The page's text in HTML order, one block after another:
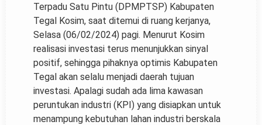
Terpadu Satu Pintu (DPMPTSP) Kabupaten
Tegal Kosim, saat ditemui di ruang kerjanya,
Selasa (06/02/2024) pagi. Menurut Kosim
realisasi investasi terus menunjukkan sinyal
positif, sehingga pihaknya optimis Kabupaten
Tegal akan selalu menjadi daerah tujuan
investasi. Apalagi sudah ada lima kawasan
peruntukan industri (KPI) yang disiapkan untuk
menampung kebutuhan lahan industri berskala